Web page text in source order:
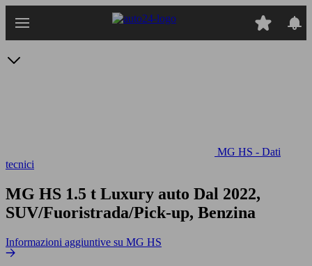
MG HS - Dati
tecnici
MG HS 1.5 t Luxury auto Dal 2022,
SUV/Fuoristrada/Pick-up, Benzina
Informazioni aggiuntive su MG HS